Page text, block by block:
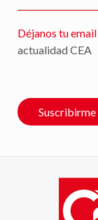
Déjanos tu email
actualidad CEA
Suscribirme